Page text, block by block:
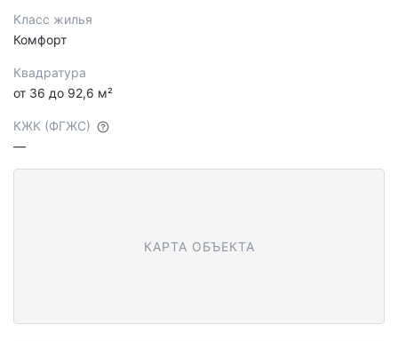
Класс жилья
Комфорт
Квадратура
от 36 до 92,6 м²
КЖК (ФГЖС)
—
КАРТА ОБЪЕКТА